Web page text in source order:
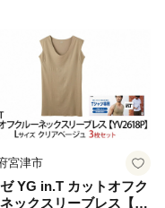
宮津市
YG in.T カットオフク
ックスリーブレス【Y